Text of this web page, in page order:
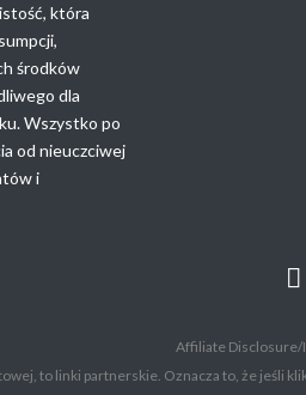
która
środków
dla
Wszystko po
od nieuczciwej
i
Affiliate
to linki partnerskie. Oznacza to, że jeśli